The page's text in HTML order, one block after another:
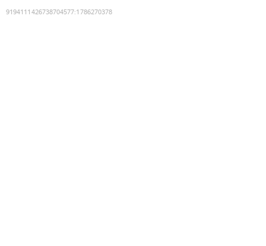
9194111426738704577:1786270378